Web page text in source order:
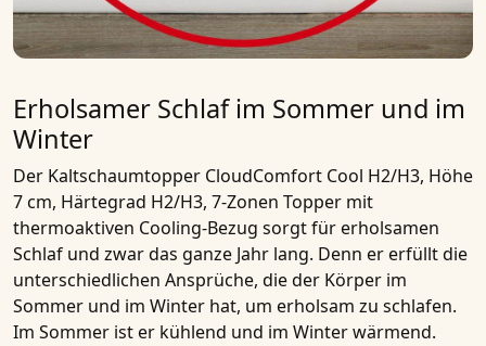
Erholsamer Schlaf im Sommer und im
Winter
Der Kaltschaumtopper CloudComfort Cool H2/H3, Höhe
7 cm, Härtegrad H2/H3, 7-Zonen Topper mit
thermoaktiven Cooling-Bezug sorgt für erholsamen
Schlaf und zwar das ganze Jahr lang. Denn er erfüllt die
unterschiedlichen Ansprüche, die der Körper im
Sommer und im Winter hat, um erholsam zu schlafen.
Im Sommer ist er kühlend und im Winter wärmend.